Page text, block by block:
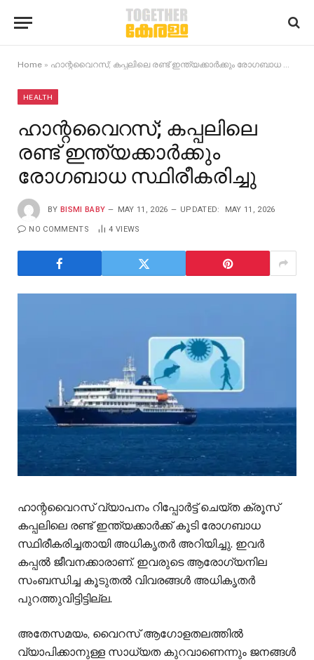
Home » ഹാന്റവൈറസ്; കപ്പലിലെ രണ്ട് ഇന്ത്യക്കാർക്കും രോഗബാധ സ്ഥിരീകരിച്ചു
HEALTH
ഹാന്റവൈറസ്; കപ്പലിലെ
രണ്ട് ഇന്ത്യക്കാർക്കും
രോഗബാധ സ്ഥിരീകരിച്ചു
BY BISMI BABY MAY 11, 2026 UPDATED: MAY 11, 2026
NO COMMENTS 4 VIEWS
ഹാന്റവൈറസ് വ്യാപനം റിപ്പോർട്ട് ചെയ്ത ക്രൂസ്
കപ്പലിലെ രണ്ട് ഇന്ത്യക്കാർക്ക് കൂടി രോഗബാധ
സ്ഥിരീകരിച്ചതായി അധികൃതർ അറിയിച്ചു. ഇവർ
കപ്പൽ ജീവനക്കാരാണ്. ഇവരുടെ ആരോഗ്യനില
സംബന്ധിച്ച കൂടുതൽ വിവരങ്ങൾ അധികൃതർ
പുറത്തുവിട്ടിട്ടില്ല.
അതേസമയം, വൈറസ് ആഗോളതലത്തിൽ
വ്യാപിക്കാനുള്ള സാധ്യത കുറവാണെന്നും ജനങ്ങൾ